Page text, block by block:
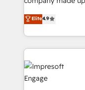
Platform Migration
Year LATAM 2022,
business with
you grow faster,
thinkers. We blend
ideas,
experiences. To
code; it’s about
and—most
into bold ideas
Elite4.9